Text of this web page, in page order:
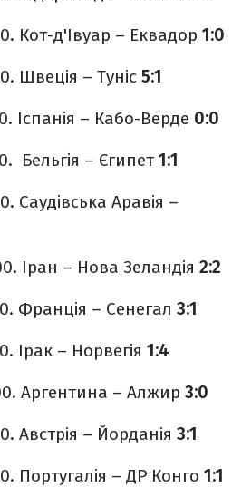
Кот-д'Івуар – Еквадор 1:0
Швеція – Туніс 5:1
Іспанія – Кабо-Верде 0:0
Бельгія – Єгипет1:1
Саудівська Аравія –
Іран – Нова Зеландія 2:2
Франція – Сенегал 3:1
Ірак – Норвегія 1:4
Аргентина – Алжир 3:0
Австрія – Йорданія 3:1
Португалія – ДР Конго 1:1